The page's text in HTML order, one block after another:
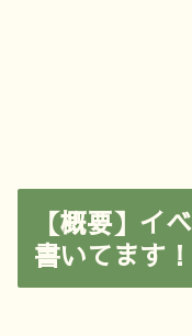
【概要】イ
書いてます！